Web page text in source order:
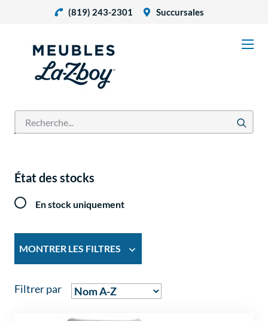
(819) 243-2301 Succursales
Accueil Produits
État des stocks
En stock uniquement
MONTRER LES FILTRES
Filtrer par